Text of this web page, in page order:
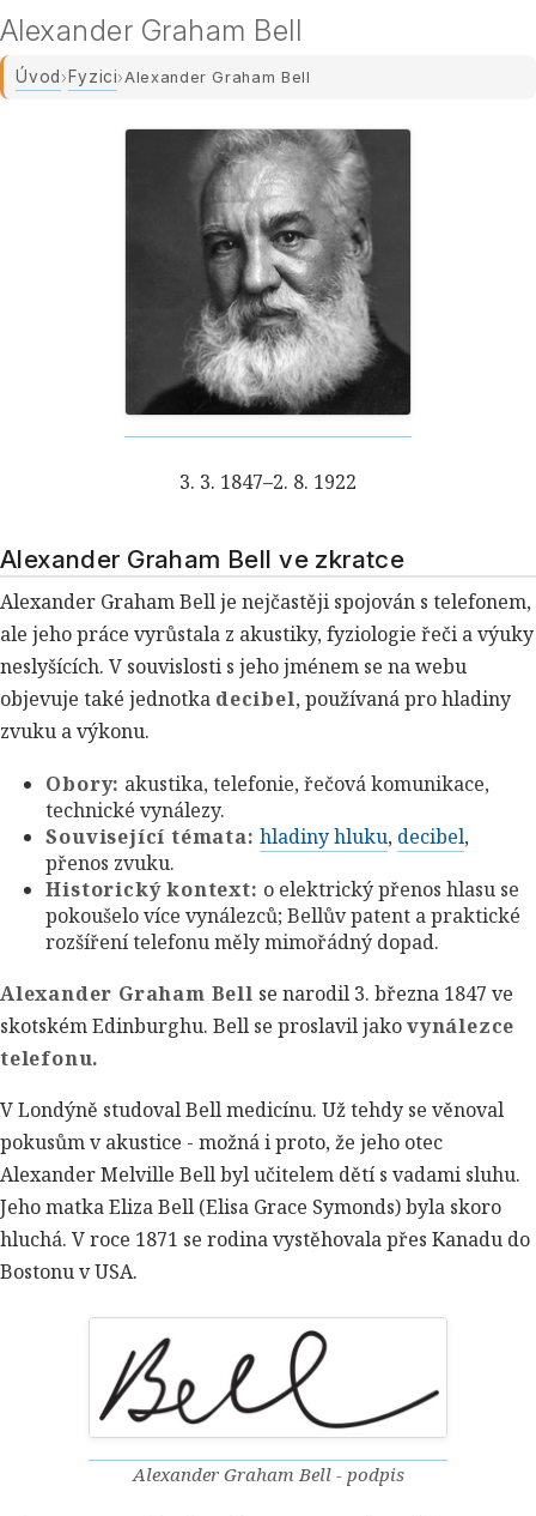
Alexander Graham Bell
Úvod›Fyzici›Alexander Graham Bell
3. 3. 1847–2. 8. 1922
Alexander Graham Bell ve zkratce
Alexander Graham Bell je nejčastěji spojován s telefonem,
ale jeho práce vyrůstala z akustiky, fyziologie řeči a výuky
neslyšících. V souvislosti s jeho jménem se na webu
objevuje také jednotka decibel, používaná pro hladiny
zvuku a výkonu.
Obory: akustika, telefonie, řečová komunikace,
technické vynálezy.
Související témata: hladiny hluku, decibel,
přenos zvuku.
Historický kontext: o elektrický přenos hlasu se
pokoušelo více vynálezců; Bellův patent a praktické
rozšíření telefonu měly mimořádný dopad.
Alexander Graham Bell se narodil 3. března 1847 ve
skotském Edinburghu. Bell se proslavil jakovynálezce
telefonu.
V Londýně studoval Bell medicínu. Už tehdy se věnoval
pokusům v akustice - možná i proto, že jeho otec
Alexander Melville Bell byl učitelem dětí s vadami sluhu.
Jeho matka Eliza Bell (Elisa Grace Symonds) byla skoro
hluchá. V roce 1871 se rodina vystěhovala přes Kanadu do
Bostonu v USA.
Alexander Graham Bell - podpis